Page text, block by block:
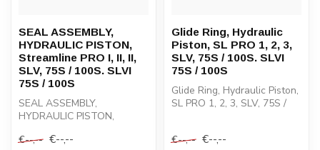
SEAL ASSEMBLY,
HYDRAULIC PISTON,
Streamline PRO I, II, II,
SLV, 75S / 100S. SLVI
75S / 100S
SEAL ASSEMBLY,
HYDRAULIC PISTON,
75S / 100S. SLVI...
€--,-- €--,--
Glide Ring, Hydraulic
Piston, SL PRO 1, 2, 3,
SLV, 75S / 100S. SLVI
75S / 100S
Glide Ring, Hydraulic Piston,
SL PRO 1, 2, 3, SLV, 75S /
€--,-- €--,--